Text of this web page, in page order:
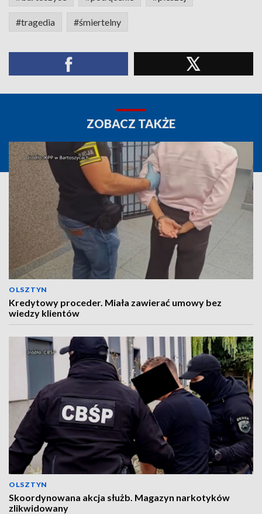
#tragedia #śmiertelny
ZOBACZ TAKŻE
OLSZTYN
Kredytowy proceder. Miała zawierać umowy bez
wiedzy klientów
OLSZTYN
Skoordynowana akcja służb. Magazyn narkotyków
zlikwidowany